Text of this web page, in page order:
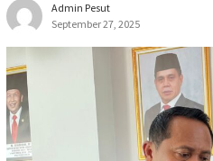
Admin Pesut
September 27, 2025